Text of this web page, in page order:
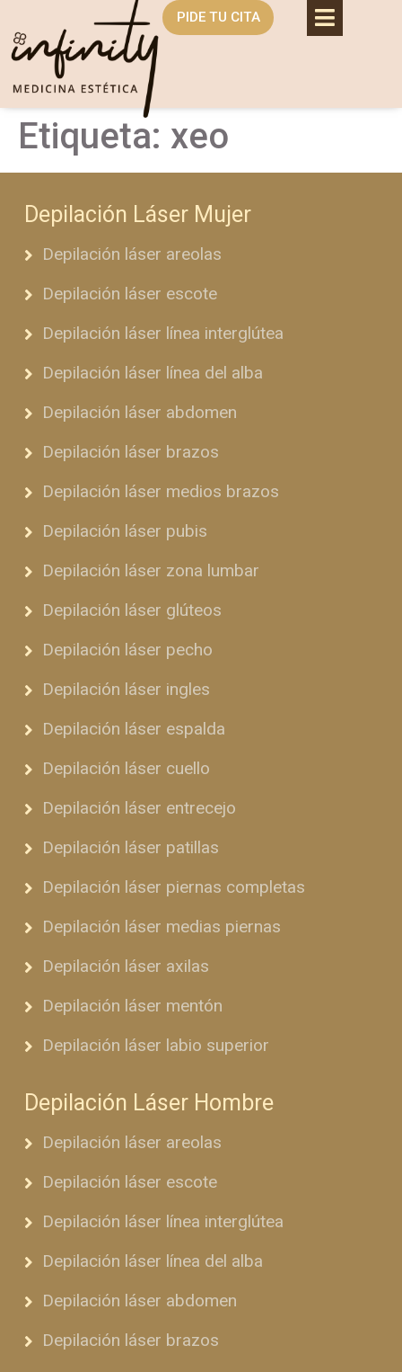
PIDE TU CITA
Etiqueta: xeo
Depilación Láser Mujer
Depilación láser areolas
Depilación láser escote
Depilación láser línea interglútea
Depilación láser línea del alba
Depilación láser abdomen
Depilación láser brazos
Depilación láser medios brazos
Depilación láser pubis
Depilación láser zona lumbar
Depilación láser glúteos
Depilación láser pecho
Depilación láser ingles
Depilación láser espalda
Depilación láser cuello
Depilación láser entrecejo
Depilación láser patillas
Depilación láser piernas completas
Depilación láser medias piernas
Depilación láser axilas
Depilación láser mentón
Depilación láser labio superior
Depilación Láser Hombre
Depilación láser areolas
Depilación láser escote
Depilación láser línea interglútea
Depilación láser línea del alba
Depilación láser abdomen
Depilación láser brazos